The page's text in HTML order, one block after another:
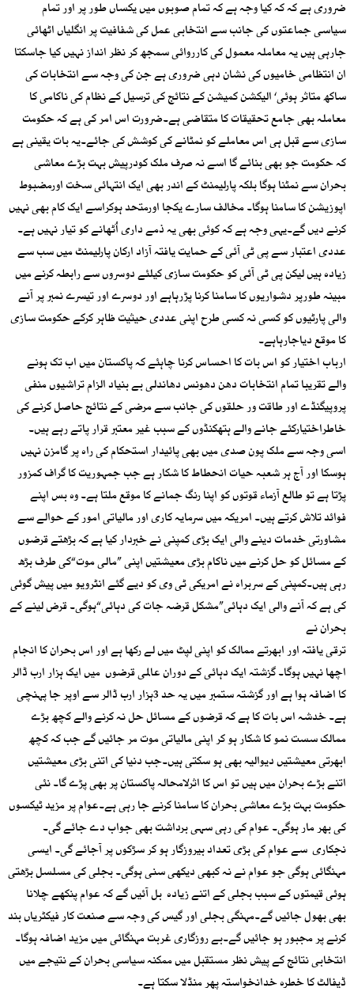
ضروری ہے کہ کہ کیا وجہ ہے کہ تمام صوبوں میں یکساں طور پر اور تمام
سیاسی جماعتوں کی جانب سے انتخابی عمل کی شفافیت پر انگلیاں اٹھائی
جارہی ہیں یہ معاملہ معمول کی کارروائی سمجھ کر نظر انداز نہیں کیا جاسکتا
ان انتظامی خامیوں کی نشان دہی ضروری ہے جن کی وجہ سے انتخابات کی
ساکھ متاثر ہوئی‘ الیکشن کمیشن کے نتائج کی ترسیل کے نظام کی ناکامی کا
معاملہ بھی جامع تحقیقات کا متقاضی ہے۔ضرورت اس امر کی ہے کہ حکومت
سازی سے قبل ہی اس معاملے کو نمٹانے کی کوشش کی جائے۔یہ بات یقینی ہے
کہ حکومت جو بھی بنائے گا اسے نہ صرف ملک کودرپیش بہت بڑے معاشی
بحران سے نمٹنا ہوگا بلکہ پارلیمنٹ کے اندر بھی ایک انتہائی سخت اورمضبوط
اپوزیشن کا سامنا ہوگا۔ مخالف سارے یکجا اورمتحد ہوکراسے ایک کام بھی نہیں
کرنے دیں گے۔یہی وجہ ہے کہ کوئی بھی یہ ذمے داری اُٹھانے کو تیار نہیں ہے۔
عددی اعتبار سے پی ٹی آئی کے حمایت یافتہ آزاد ارکان پارلیمنٹ میں سب سے
زیادہ ہیں لیکن پی ٹی آئی کو حکومت سازی کیلئے دوسروں سے رابطہ کرنے میں
مبینہ طورپر دشواریوں کا سامنا کرنا پڑرہاہے اور دوسرے اور تیسرے نمبر پر آنے
والی پارٹیوں کو کسی نہ کسی طرح اپنی عددی حیثیت ظاہر کرکے حکومت سازی
کا موقع دیاجارہاہے۔
ارباب اختیار کو اس بات کا احساس کرنا چاہئے کہ پاکستان میں اب تک ہونے
والے تقریبا تمام انتخابات دھن دھونس دھاندلی بے بنیاد الزام تراشیوں منفی
پروپیگنڈے اور طاقت ور حلقوں کی جانب سے مرضی کے نتائج حاصل کرنے کی
خاطراختیارکئے جانے والے ہتھکنڈوں کے سبب غیر معتبر قرار پاتے رہے ہیں۔
اسی وجہ سے ملک پون صدی میں بھی پائیدار استحکام کی راہ پر گامزن نہیں
ہوسکا اور آج ہر شعبہ حیات انحطاط کا شکار ہے جب جمہوریت کا گراف کمزور
پڑتا ہے تو طالع آزماء قوتوں کو اپنا رنگ جمانے کا موقع ملتا ہے۔ وہ بس اپنے
فوائد تلاش کرتے ہیں۔ امریکہ میں سرمایہ کاری اور مالیاتی امور کے حوالے سے
مشاورتی خدمات دینے والی ایک بڑی کمپنی نے خبردار کیا ہے کہ بڑھتے قرضوں
کے مسائل کو حل کرنے میں ناکام بڑی معیشتیں اپنی ”مالی موت“کی طرف بڑھ
رہی ہیں۔کمپنی کے سربراہ نے امریکی ٹی وی کو دیے گئے انٹرویو میں پیش گوئی
کی ہے کہ آنے والی ایک دہائی”مشکل قرضہ جات کی دہائی“ہوگی۔ قرض لینے کے
بحران نے
ترقی یافتہ اور ابھرتے ممالک کو اپنی لپٹ میں لے رکھا ہے اور اس بحران کا انجام
اچھا نہیں ہوگا۔ گزشتہ ایک دہائی کے دوران عالمی قرضوں میں ایک ہزار ارب ڈالر
کا اضافہ ہوا ہے اور گزشتہ ستمبر میں یہ حد 3ہزار ارب ڈالر سے اوپر جا پہنچی
ہے۔ خدشہ اس بات کا ہے کہ قرضوں کے مسائل حل نہ کرنے والے کچھ بڑے
ممالک سست نمو کا شکار ہو کر اپنی مالیاتی موت مر جائیں گے جب کہ کچھ
ابھرتی معیشتیں دیوالیہ بھی ہو سکتی ہیں۔جب دنیا کی اتنی بڑی معیشتیں
اتنے بڑے بحران میں ہیں تو اس کا اثرلامحالہ پاکستان پر بھی پڑے گا۔ نئی
حکومت بہت بڑے معاشی بحران کا سامنا کرنے جا رہی ہے۔عوام پر مزید ٹیکسوں
کی بھر مار ہوگی۔ عوام کی رہی سہی برداشت بھی جواب دے جائے گی۔
نجکاری سے عوام کی بڑی تعداد بیروزگار ہو کر سڑکوں پر آجائے گی۔ ایسی
مہنگائی ہوگی جو عوام نے نہ کبھی دیکھی سنی ہوگی۔ بجلی کی مسلسل بڑھتی
ہوئی قیمتوں کے سبب بجلی کے اتنے زیادہ بل آئیں گے کہ عوام پنکھے چلانا
بھی بھول جائیں گے۔مہنگی بجلی اور گیس کی وجہ سے صنعت کار فیکٹریاں بند
کرنے پر مجبور ہو جائیں گے۔بے روزگاری غربت مہنگائی میں مزید اضافہ ہوگا۔
انتخابی نتائج کے پیش نظر مستقبل میں ممکنہ سیاسی بحران کے نتیجے میں
ڈیفالٹ کا خطرہ خدانخواستہ پھر منڈلا سکتا ہے۔